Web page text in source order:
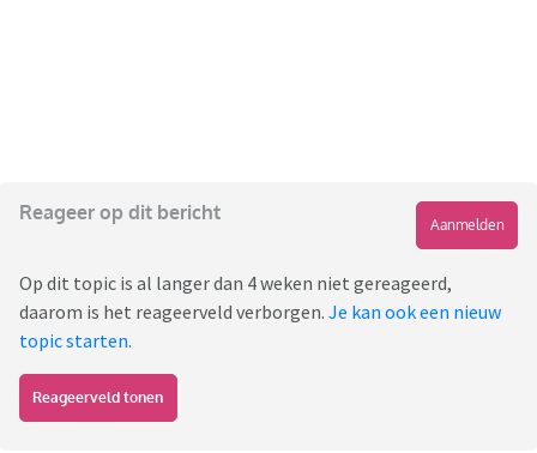
Reageer op dit bericht
Aanmelden
Op dit topic is al langer dan 4 weken niet gereageerd,
daarom is het reageerveld verborgen. Je kan ook een nieuw
topic starten.
Reageerveld tonen